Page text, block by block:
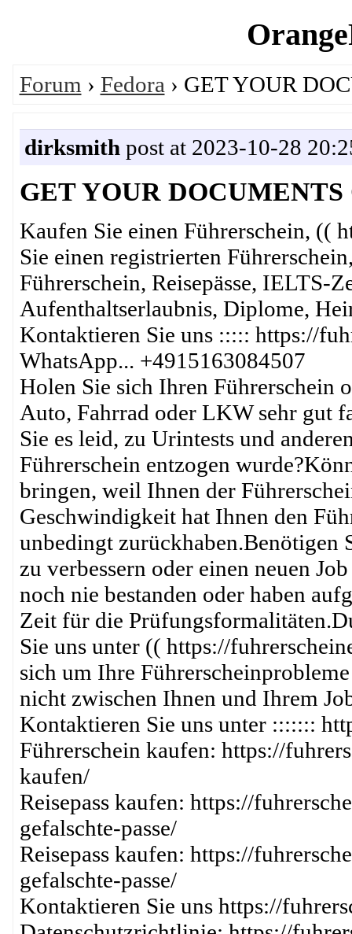
Forum › Fedora › GET YOUR
dirksmith post at 2023-10-28
GET YOUR
Kaufen Sie einen Führerschein, ((
Sie einen registrierten
Führerschein, Reisepässe, IELTS-
Aufenthaltserlaubnis, Diplome,
Kontaktieren Sie uns ::::: https://
WhatsApp... +4915163084507
Holen Sie sich Ihren Führerschein
Auto, Fahrrad oder LKW sehr gut
Sie es leid, zu Urintests und
Führerschein entzogen
bringen, weil Ihnen der
Geschwindigkeit hat Ihnen den
unbedingt zurückhaben.Benötigen
zu verbessern oder einen neuen
noch nie bestanden oder haben
Zeit für die
Sie uns unter (( https://
sich um Ihre
nicht zwischen Ihnen und Ihrem
Kontaktieren Sie uns unter :::::::
Führerschein kaufen: https://
kaufen/
Reisepass kaufen: https://
gefalschte-passe/
Reisepass kaufen: https://
gefalschte-passe/
Kontaktieren Sie uns https://